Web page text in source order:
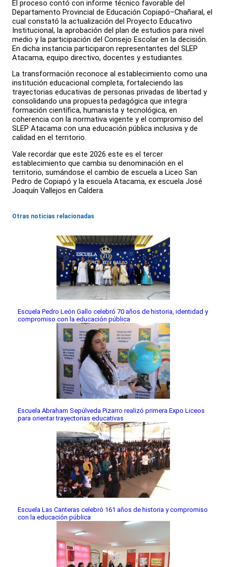
El proceso contó con informe técnico favorable del
Departamento Provincial de Educación Copiapó–Chañaral, el
cual constató la actualización del Proyecto Educativo
Institucional, la aprobación del plan de estudios para nivel
medio y la participación del Consejo Escolar en la decisión.
En dicha instancia participaron representantes del SLEP
Atacama, equipo directivo, docentes y estudiantes.
La transformación reconoce al establecimiento como una
institución educacional completa, fortaleciendo las
trayectorias educativas de personas privadas de libertad y
consolidando una propuesta pedagógica que integra
formación científica, humanista y tecnológica, en
coherencia con la normativa vigente y el compromiso del
SLEP Atacama con una educación pública inclusiva y de
calidad en el territorio.
Vale recordar que este 2026 este es el tercer
establecimiento que cambia su denominación en el
territorio, sumándose el cambio de escuela a Liceo San
Pedro de Copiapó y la escuela Atacama, ex escuela José
Joaquín Vallejos en Caldera.
Otras noticias relacionadas
Escuela Pedro León Gallo celebró 70 años de historia, identidad y
compromiso con la educación pública
Escuela Abraham Sepúlveda Pizarro realizó primera Expo Liceos
para orientar trayectorias educativas
Escuela Las Canteras celebró 161 años de historia y compromiso
con la educación pública